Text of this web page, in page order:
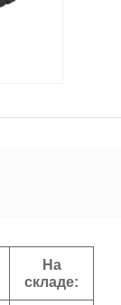
На
складе: